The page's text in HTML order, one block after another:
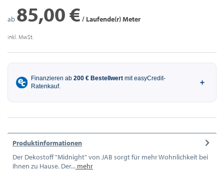
ab 85,00 € / Laufende(r) Meter
inkl. MwSt.
Produktinformationen
Der Dekostoff "Midnight" von JAB sorgt für mehr Wohnlichkeit bei
Ihnen zu Hause. Der... mehr